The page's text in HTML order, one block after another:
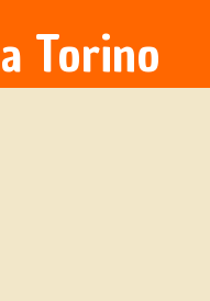
Torino